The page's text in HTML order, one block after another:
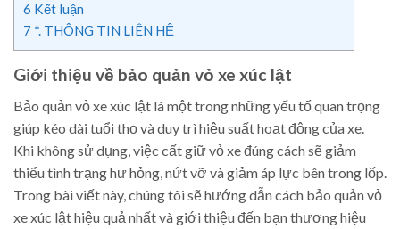
6 Kết luận
7 *. THÔNG TIN LIÊN HỆ
Giới thiệu về bảo quản vỏ xe xúc lật
Bảo quản vỏ xe xúc lật là một trong những yếu tố quan trọng
giúp kéo dài tuổi thọ và duy trì hiệu suất hoạt động của xe.
Khi không sử dụng, việc cất giữ vỏ xe đúng cách sẽ giảm
thiểu tình trạng hư hỏng, nứt vỡ và giảm áp lực bên trong lốp.
Trong bài viết này, chúng tôi sẽ hướng dẫn cách bảo quản vỏ
xe xúc lật hiệu quả nhất và giới thiệu đến bạn thương hiệu